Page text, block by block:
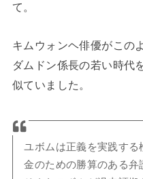
て。
キムウォンヘ俳優がこの
ダムドン係長の若い時代
似ていました。
ユボムは正義を実践す
金のための勝算のある弁